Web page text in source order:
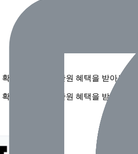
인하고 최대 1만원 혜택을 받아보세요
인하고 최대 1만원 혜택을 받아보세요